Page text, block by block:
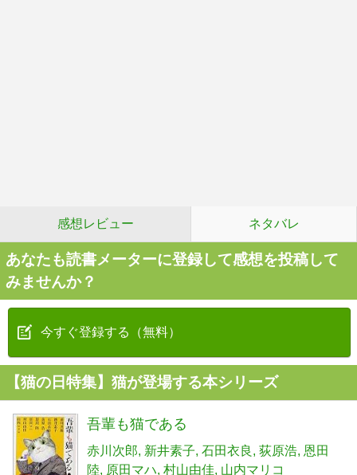
感想レビュー ネタバレ
あなたも読書メーターに登録して感想を投稿して
みませんか？
今すぐ登録する（無料）
【猫の日特集】猫が登場する本シリーズ
吾輩も猫である
赤川次郎 新井素子 石田衣良 荻原浩 恩田
陸
原田マハ 村山由佳 山内マリコ